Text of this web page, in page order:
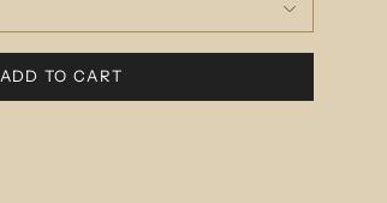
ADD TO CART